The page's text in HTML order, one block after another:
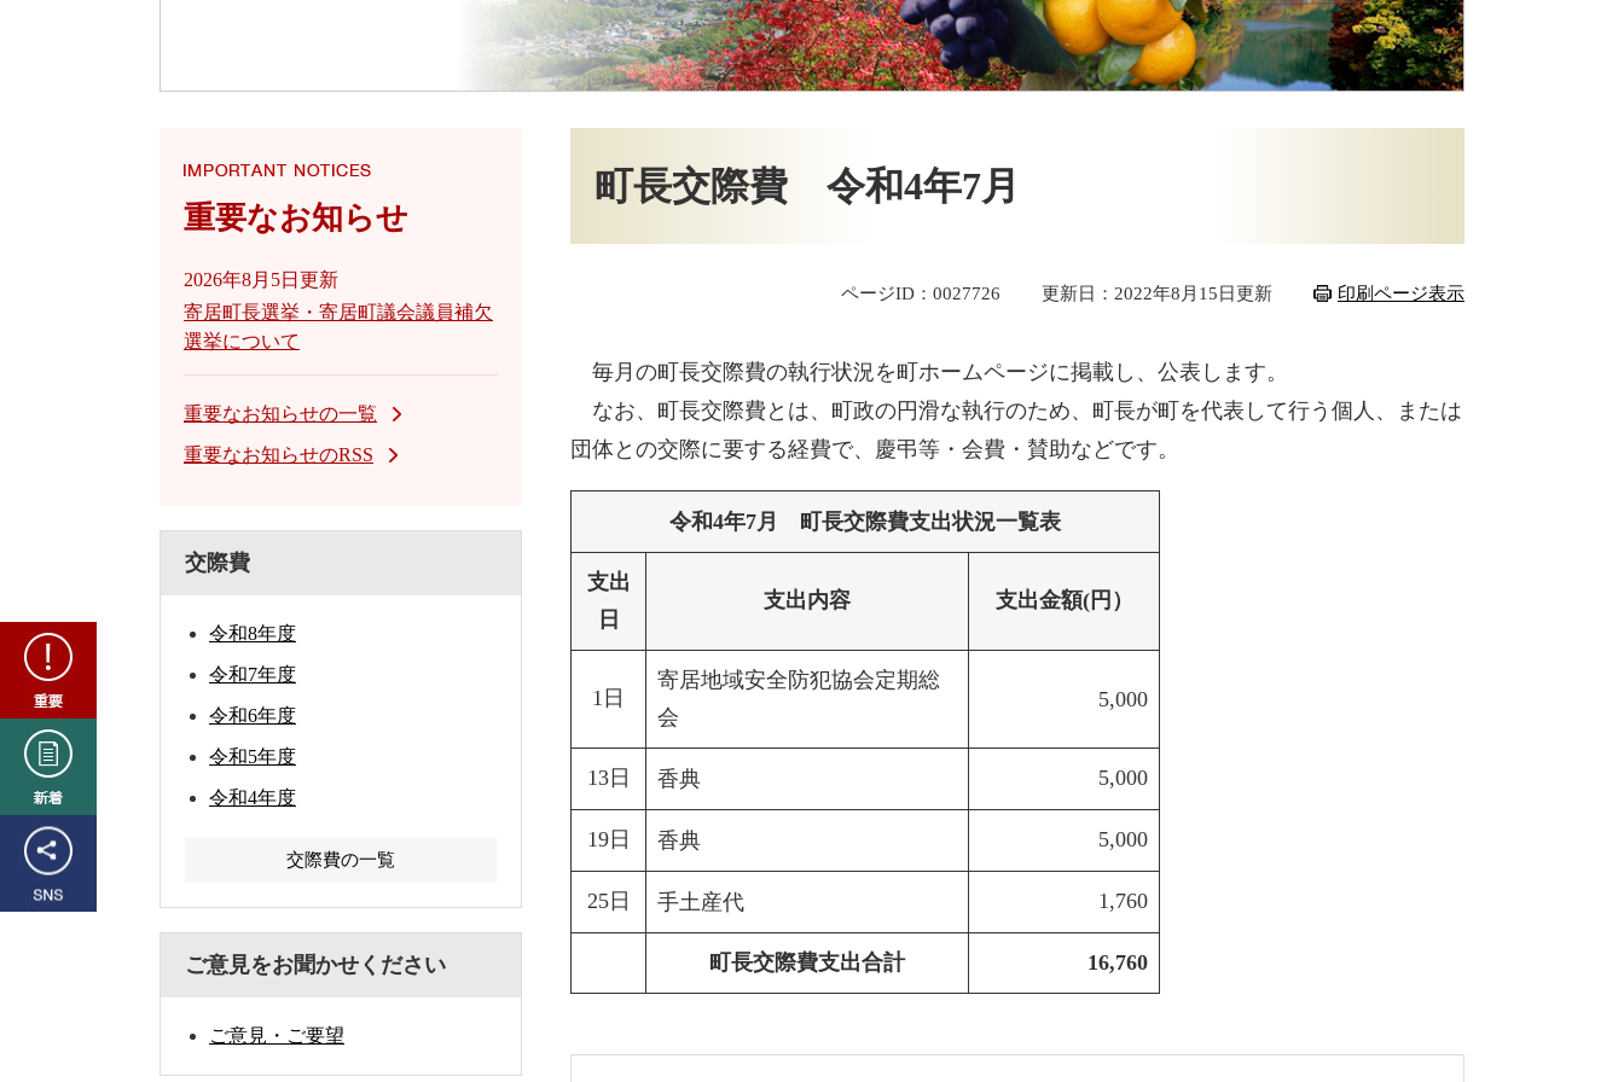
SNS
町長交際費 令和4年7月
ページID：0027726 更新日：2022年8月15日更新 印刷ページ表示
毎月の町長交際費の執行状況を町ホームページに掲載し、公表します。
なお、町長交際費とは、町政の円滑な執行のため、町長が町を代表して行う個人、または
団体との交際に要する経費で、慶弔等・会費・賛助などです。
令和4年7月 町長交際費支出状況一覧表
支出
日
支出内容 支出金額(円）
1日
寄居地域安全防犯協会定期総
会
5,000
13日 香典 5,000
19日 香典 5,000
25日 手土産代 1,760
町長交際費支出合計 16,760
重要なお知らせ
2026年8月5日更新
寄居町長選挙・寄居町議会議員補欠
選挙について
重要なお知らせの一覧
重要なお知らせのRSS
交際費
令和8年度
令和7年度
令和6年度
令和5年度
令和4年度
交際費の一覧
ご意見をお聞かせください
ご意見・ご要望